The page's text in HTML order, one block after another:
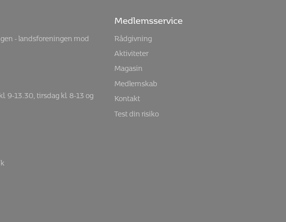
- landsforeningen mod
9-13.30, tirsdag kl. 8-13 og
Medlemsservice
Rådgivning
Aktiviteter
Magasin
Medlemskab
Kontakt
Test din risiko